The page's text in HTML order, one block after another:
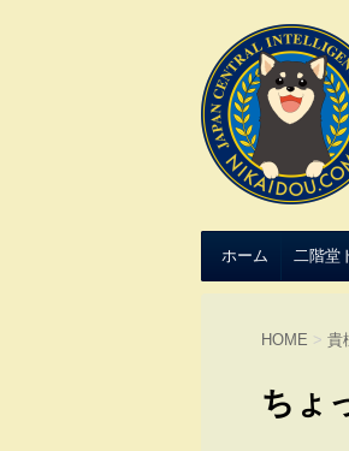
ホーム 二階堂
HOME > 貴
ちょ